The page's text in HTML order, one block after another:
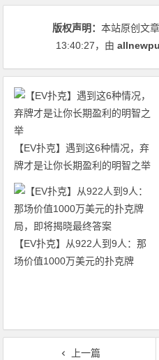
版权声明：本站原创文
13:40:27，由
【EV扑克】遇到这6种情况，弃
牌才是让你长期盈利的明智之举
【EV扑克】从922人到9人：那
场价值1000万美元的扑克牌
上一篇